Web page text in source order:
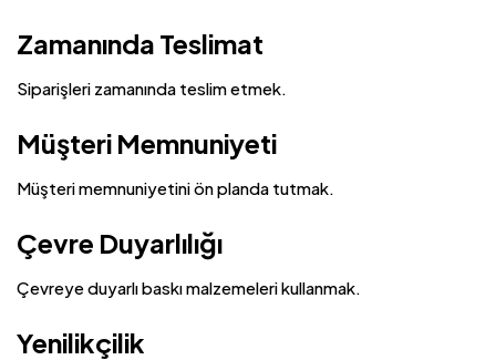
Zamanında Teslimat
Siparişleri zamanında teslim etmek.
Müşteri Memnuniyeti
Müşteri memnuniyetini ön planda tutmak.
Çevre Duyarlılığı
Çevreye duyarlı baskı malzemeleri kullanmak.
Yenilikçilik